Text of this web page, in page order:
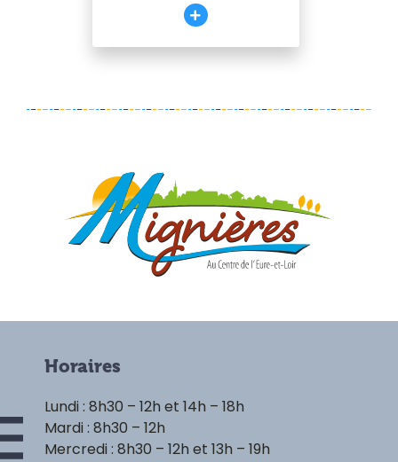
Horaires
Lundi : 8h30 – 12h et 14h – 18h
Mardi : 8h30 – 12h
Mercredi : 8h30 – 12h et 13h – 19h